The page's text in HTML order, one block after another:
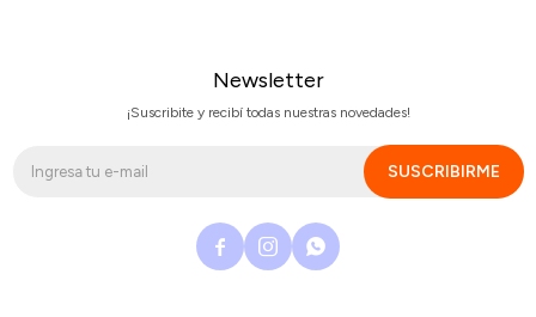
Newsletter
¡Suscribite y recibí todas nuestras novedades!
SUSCRIBIRME
  